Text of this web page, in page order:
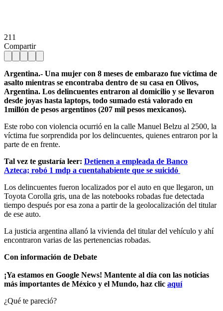
211
Compartir
Argentina.- Una mujer con 8 meses de embarazo fue víctima de
asalto mientras se encontraba dentro de su casa en Olivos,
Argentina. Los delincuentes entraron al domicilio y se llevaron
desde joyas hasta laptops, todo sumado está valorado en
1millón de pesos argentinos (207 mil pesos mexicanos).
Este robo con violencia ocurrió en la calle Manuel Belzu al 2500, la
víctima fue sorprendida por los delincuentes, quienes entraron por la
parte de en frente.
Tal vez te gustaría leer: Detienen a empleada de Banco
Azteca; robó 1 mdp a cuentahabiente que se suicidó
Los delincuentes fueron localizados por el auto en que llegaron, un
Toyota Corolla gris, una de las notebooks robadas fue detectada
tiempo después por esa zona a partir de la geolocalización del titular
de ese auto.
La justicia argentina allanó la vivienda del titular del vehículo y ahí
encontraron varias de las pertenencias robadas.
Con información de Debate
¡Ya estamos en Google News! Mantente al día con las noticias
más importantes de México y el Mundo, haz clic aquí
¿Qué te pareció?